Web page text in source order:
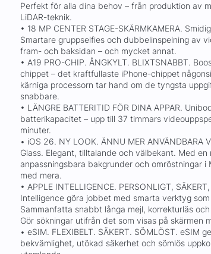
Perfekt för alla dina behov – från produktion av
LiDAR-teknik.
• 18 MP CENTER STAGE-SKÄRMKAMERA.
Smartare gruppselfies och dubbelinspelning av
fram- och baksidan – och mycket annat.
• A19 PRO-CHIP. ÅNGKYLT. BLIXTSNABBT.
chippet – det kraftfullaste iPhone-chippet
kärniga processorn tar hand om de tyngsta
snabbare.
• LÄNGRE BATTERITID FÖR DINA APPAR.
batterikapacitet – upp till 37 timmars
minuter.
• iOS 26. NY LOOK. ÄNNU MER ANVÄNDBARA
Glass. Elegant, tilltalande och välbekant. Med en
anpassningsbara bakgrunder och omröstningar
med mera.
• APPLE INTELLIGENCE. PERSONLIGT,
Intelligence göra jobbet med smarta verktyg
Sammanfatta snabbt långa mejl, korrekturläs
Gör sökningar utifrån det som visas på skärmen
• eSIM. FLEXIBELT. SÄKERT. SÖMLÖST. eSIM
bekvämlighet, utökad säkerhet och sömlös